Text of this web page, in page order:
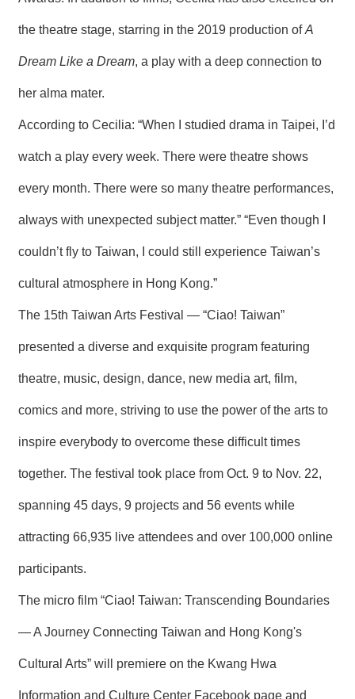
the theatre stage, starring in the 2019 production ofA
Dream Like a Dream, a play with a deep connection to
her alma mater.
According to Cecilia: “When I studied drama in Taipei, I’d
watch a play every week. There were theatre shows
every month. There were so many theatre performances,
always with unexpected subject matter.” “Even though I
couldn’t fly to Taiwan, I could still experience Taiwan’s
cultural atmosphere in Hong Kong.”
The 15th Taiwan Arts Festival — “Ciao! Taiwan”
presented a diverse and exquisite program featuring
theatre, music, design, dance, new media art, film,
comics and more, striving to use the power of the arts to
inspire everybody to overcome these difficult times
together. The festival took place from Oct. 9 to Nov. 22,
spanning 45 days, 9 projects and 56 events while
attracting 66,935 live attendees and over 100,000 online
participants.
The micro film “Ciao! Taiwan: Transcending Boundaries
— A Journey Connecting Taiwan and Hong Kong's
Cultural Arts” will premiere on the Kwang Hwa
Information and Culture Center Facebook page and